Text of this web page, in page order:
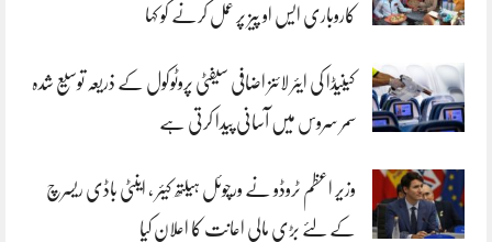
کاروباری ایس او پیز پر عمل کرنے کو کہا
کینیڈا کی ایئر لائنز اضافی سیفٹی پروٹوکول کے ذریعہ توسیع شدہ
سمر سروس میں آسانی پیدا کرتی ہے
وزیر اعظم ٹروڈو نے ورچوئل ہیلتھ کیئر ، اینٹی باڈی ریسرچ
کے لئے بڑی مالی اعانت کا اعلان کیا